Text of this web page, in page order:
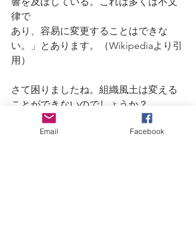
律で
あり、容易に変更することはできな
い。」とあります。（Wikipediaより引
用）
さて困りましたね。組織風土は変える
ことができないのでしょうか？
続きは次回の記事をお待ちください！
Email Facebook